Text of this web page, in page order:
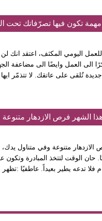
تكون فيها تصرّفاتك تحت
اليومي المكثف، اعتقد انك
الى العمل وايضًا الى مضاعفة
تُلقى على عاتقك. لا تتذمّر ايها
الشهر فرص الازدهار
متنوعة وفي متناول يدك،
الوقت لتتخذ المبادرة وتكون
تدعه يطير بعيداً. عاطفيًا